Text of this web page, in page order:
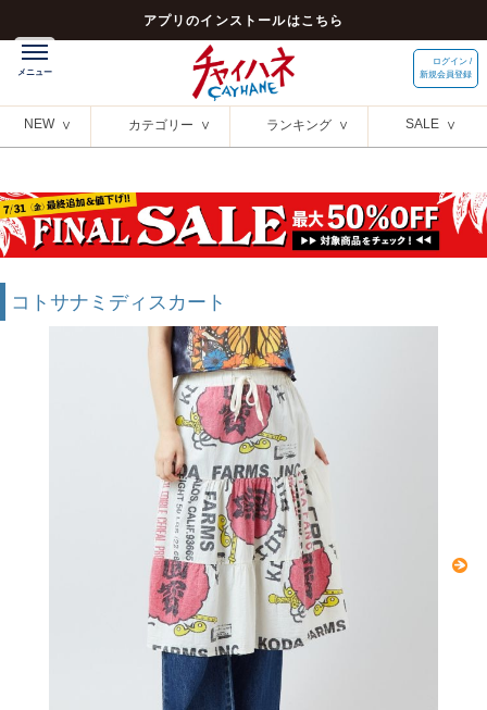
アプリのインストールはこちら
ログイン /
新規会員登録
NEW カテゴリー ランキング SALE
コトサナミディスカート